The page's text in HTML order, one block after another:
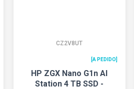
CZ2V8UT
[A PEDIDO]
HP ZGX Nano G1n AI
Station 4 TB SSD -